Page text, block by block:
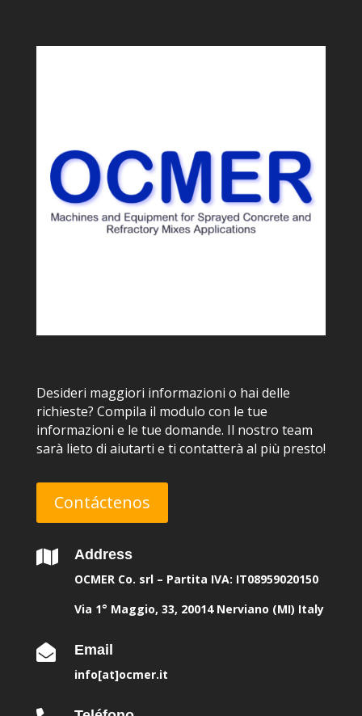
Desideri maggiori informazioni o hai delle
richieste? Compila il modulo con le tue
informazioni e le tue domande. Il nostro team
sarà lieto di aiutarti e ti contatterà al più presto!
Contáctenos
 Address
OCMER Co. srl – Partita IVA: IT08959020150
Via 1° Maggio, 33, 20014 Nerviano (MI) Italy
 Email
info[at]ocmer.it